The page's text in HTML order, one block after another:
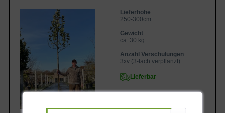
Lieferhöhe
250-300cm
Gewicht
ca. 30 kg
Anzahl Verschulungen
3xv (3-fach verpflanzt)
Lieferbar